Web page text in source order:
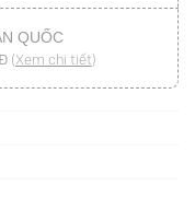
QUỐC
(Xem chi tiết)